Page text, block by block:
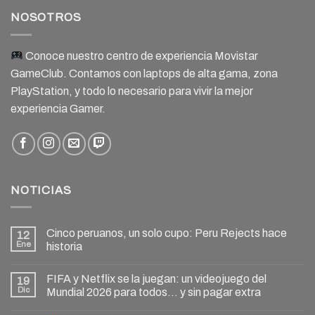
NOSOTROS
Conoce nuestro centro de experiencia Movistar
GameClub. Contamos con laptops de alta gama, zona
PlayStation, y todo lo necesario para vivir la mejor
experiencia Gamer.
NOTICIAS
12
Ene
Cinco peruanos, un solo cupo: Peru Rejects hace
historia
19
Dic
FIFA y Netflix se la juegan: un videojuego del
Mundial 2026 para todos… y sin pagar extra